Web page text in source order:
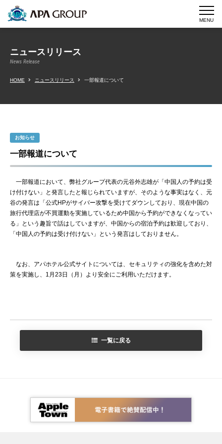
MENU
ニュースリリース
News Release
HOME ニュースリリース 一部報道について
お知らせ
一部報道について
一部報道において、弊社グループ代表の元谷外志雄が「中国人の予約は受
け付けない」と発言したと報じられていますが、そのような事実はなく、元
谷の発言は「公式HPがサイバー攻撃を受けてダウンしており、現在中国の
旅行代理店が不買運動を実施しているため中国から予約ができなくなってい
る」という趣旨で話はしていますが、中国からの宿泊予約は歓迎しており、
「中国人の予約は受け付けない」という発言はしておりません。
なお、アパホテル公式サイトについては、セキュリティの強化を含めた対
策を実施し、1月23日（月）より安全にご利用いただけます。
一覧に戻る